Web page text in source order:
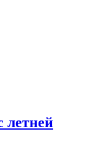
летней